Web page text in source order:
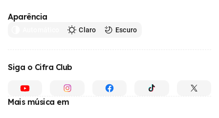
Aparência
Claro Escuro
Siga o Cifra Club
Mais música em